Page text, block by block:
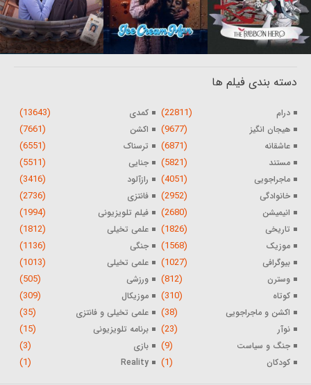
دسته بندی فیلم ها
درام (22811) کمدی (13643)
هیجان انگیز (9677) اکشن (7661)
عاشقانه (6871) ترسناک (6551)
مستند (5821) جنایی (5511)
ماجراجویی (4051) رازآلود (3416)
خانوادگی (2952) فانتزی (2736)
انیمیشن (2680) فیلم تلویزیونی (1994)
تاریخی (1826) علمی تخیلی (1812)
موزیک (1568) جنگی (1136)
بیوگرافی (1027) علمی تخیلی (1013)
وسترن (812) ورزشی (505)
کوتاه (310) موزیکال (309)
اکشن و ماجراجویی (38) علمی تخیلی و فانتزی (35)
نوآر (23) برنامه تلویزیونی (15)
جنگ و سیاست (9) بازی (3)
کودکان (1)
Reality
(1)